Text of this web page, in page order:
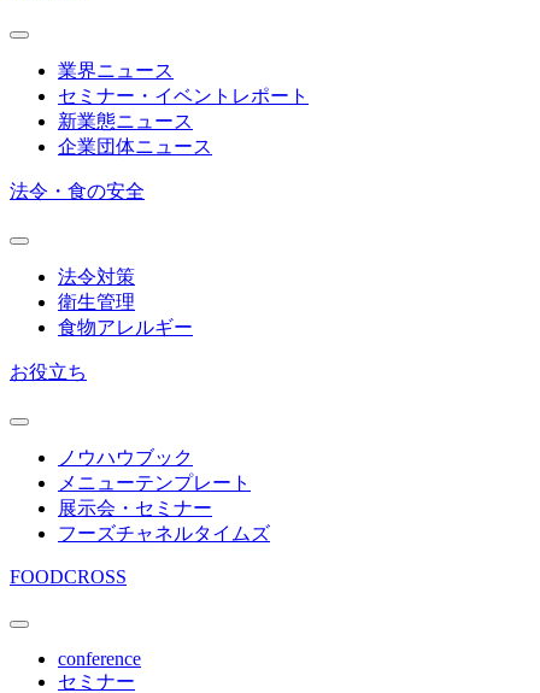
業界ニュース
セミナー・イベントレポート
新業態ニュース
企業団体ニュース
法令・食の安全
法令対策
衛生管理
食物アレルギー
お役立ち
ノウハウブック
メニューテンプレート
展示会・セミナー
フーズチャネルタイムズ
FOODCROSS
conference
セミナー